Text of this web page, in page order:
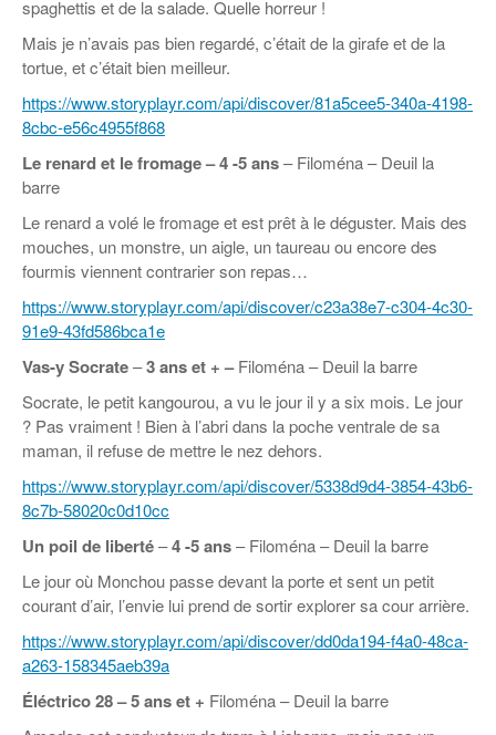
spaghettis et de la salade. Quelle horreur !
Mais je n’avais pas bien regardé, c’était de la girafe et de la
tortue, et c’était bien meilleur.
https://www.storyplayr.com/api/discover/81a5cee5-340a-4198-
8cbc-e56c4955f868
Le renard et le fromage – 4 -5 ans– Filoména – Deuil la
barre
Le renard a volé le fromage et est prêt à le déguster. Mais des
mouches, un monstre, un aigle, un taureau ou encore des
fourmis viennent contrarier son repas…
https://www.storyplayr.com/api/discover/c23a38e7-c304-4c30-
91e9-43fd586bca1e
Vas-y Socrate–3 ans et + –Filoména – Deuil la barre
Socrate, le petit kangourou, a vu le jour il y a six mois. Le jour
? Pas vraiment ! Bien à l’abri dans la poche ventrale de sa
maman, il refuse de mettre le nez dehors.
https://www.storyplayr.com/api/discover/5338d9d4-3854-43b6-
8c7b-58020c0d10cc
Un poil de liberté–4 -5 ans– Filoména – Deuil la barre
Le jour où Monchou passe devant la porte et sent un petit
courant d’air, l’envie lui prend de sortir explorer sa cour arrière.
https://www.storyplayr.com/api/discover/dd0da194-f4a0-48ca-
a263-158345aeb39a
Éléctrico28– 5 ans et + Filoména – Deuil la barre